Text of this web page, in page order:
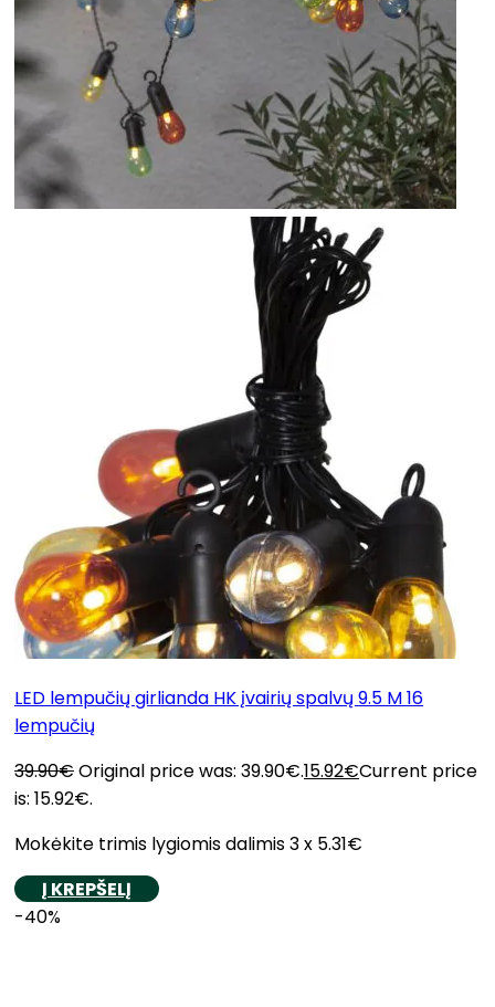
LED lempučių girlianda HK įvairių spalvų 9.5 M 16
lempučių
39.90€Original price was: 39.90€.15.92€Current price
is: 15.92€.
Mokėkite trimis lygiomis dalimis 3 x 5.31€
Į KREPŠELĮ
-40%